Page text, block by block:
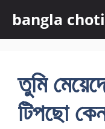
content
bangla
তুমি
টিপছো